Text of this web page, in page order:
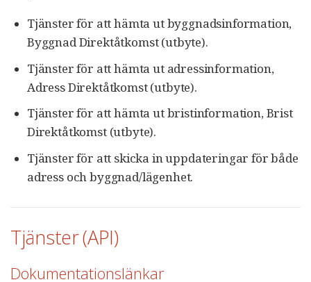
Tjänster för att hämta ut byggnadsinformation,
Byggnad Direktåtkomst (utbyte).
Tjänster för att hämta ut adressinformation,
Adress Direktåtkomst (utbyte).
Tjänster för att hämta ut bristinformation, Brist
Direktåtkomst (utbyte).
Tjänster för att skicka in uppdateringar för både
adress och byggnad/lägenhet.
Tjänster (API)
Dokumentationslänkar